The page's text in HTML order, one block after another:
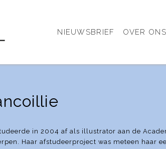
NIEUWSBRIEF OVER ONS
in 2004 af als illustrator aan de
Haar afstudeerproject was meteen haar